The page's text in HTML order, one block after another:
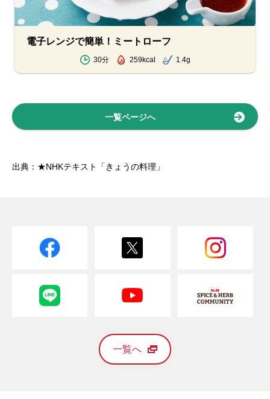
電子レンジで簡単！ミートローフ
30分 259kcal 1.4g
一覧ページへ
出典：★NHKテキスト「きょうの料理」
一覧へ